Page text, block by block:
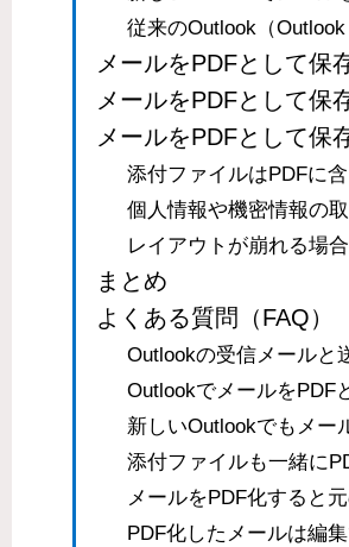
従来のOutlook（
メールをPDFとして保
メールをPDFとして保
メールをPDFとして保
添付ファイルはPDFに
個人情報や機密情報の
レイアウトが崩れる場
まとめ
よくある質問（FAQ）
Outlookの受信メールと
OutlookでメールをPDF
新しいOutlookでもメー
添付ファイルも一緒に
メールをPDF化すると
PDF化したメールは編